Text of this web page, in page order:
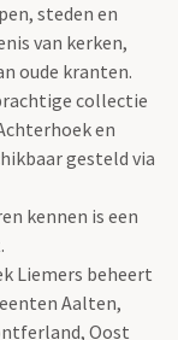
steden en
van kerken,
oude kranten.
collectie
en
gesteld via
kennen is een
Liemers beheert
Aalten,
Oost